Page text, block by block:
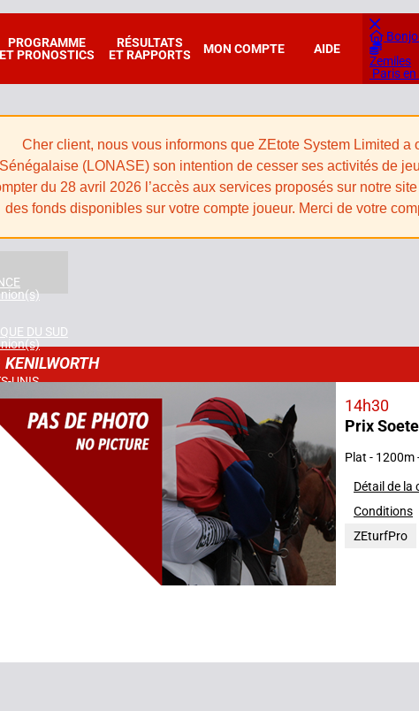
PROGRAMME
ET PRONOSTICS
RÉSULTATS
ET RAPPORTS
MON COMPTE AIDE
Zemiles
Paris
Cher client, nous vous informons que ZEtote System Limited
Sénégalaise (LONASE) son intention de cesser ses activités de
du 28 avril 2026 l’accès aux services proposés sur notre
des fonds disponibles sur votre compte joueur. Merci de votre
DU SUD
UNIS
KENILWORTH
2022
14h30
Prix
Plat - 1200m
Détail de la
Conditions
ZEturfPro